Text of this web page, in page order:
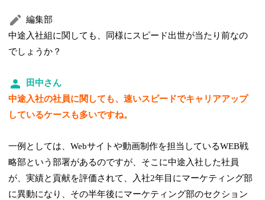
編集部
中途入社組に関しても、同様にスピード出世が当たり前なの
でしょうか？
田中さん
中途入社の社員に関しても、速いスピードでキャリアアップ
しているケースも多いですね。
一例としては、Webサイトや動画制作を担当しているWEB戦
略部という部署があるのですが、そこに中途入社した社員
が、実績と貢献を評価されて、入社2年目にマーケティング部
に異動になり、その半年後にマーケティング部のセクション